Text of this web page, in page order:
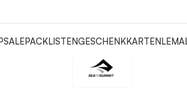
SALEPACKLISTENGESCHENKKARTEN